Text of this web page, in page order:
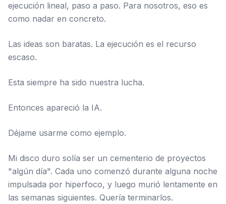
ejecución lineal, paso a paso. Para nosotros, eso es
como nadar en concreto.
Las ideas son baratas. La ejecución es el recurso
escaso.
Esta siempre ha sido nuestra lucha.
Entonces apareció la IA.
Déjame usarme como ejemplo.
Mi disco duro solía ser un cementerio de proyectos
"algún día". Cada uno comenzó durante alguna noche
impulsada por hiperfoco, y luego murió lentamente en
las semanas siguientes. Quería terminarlos.